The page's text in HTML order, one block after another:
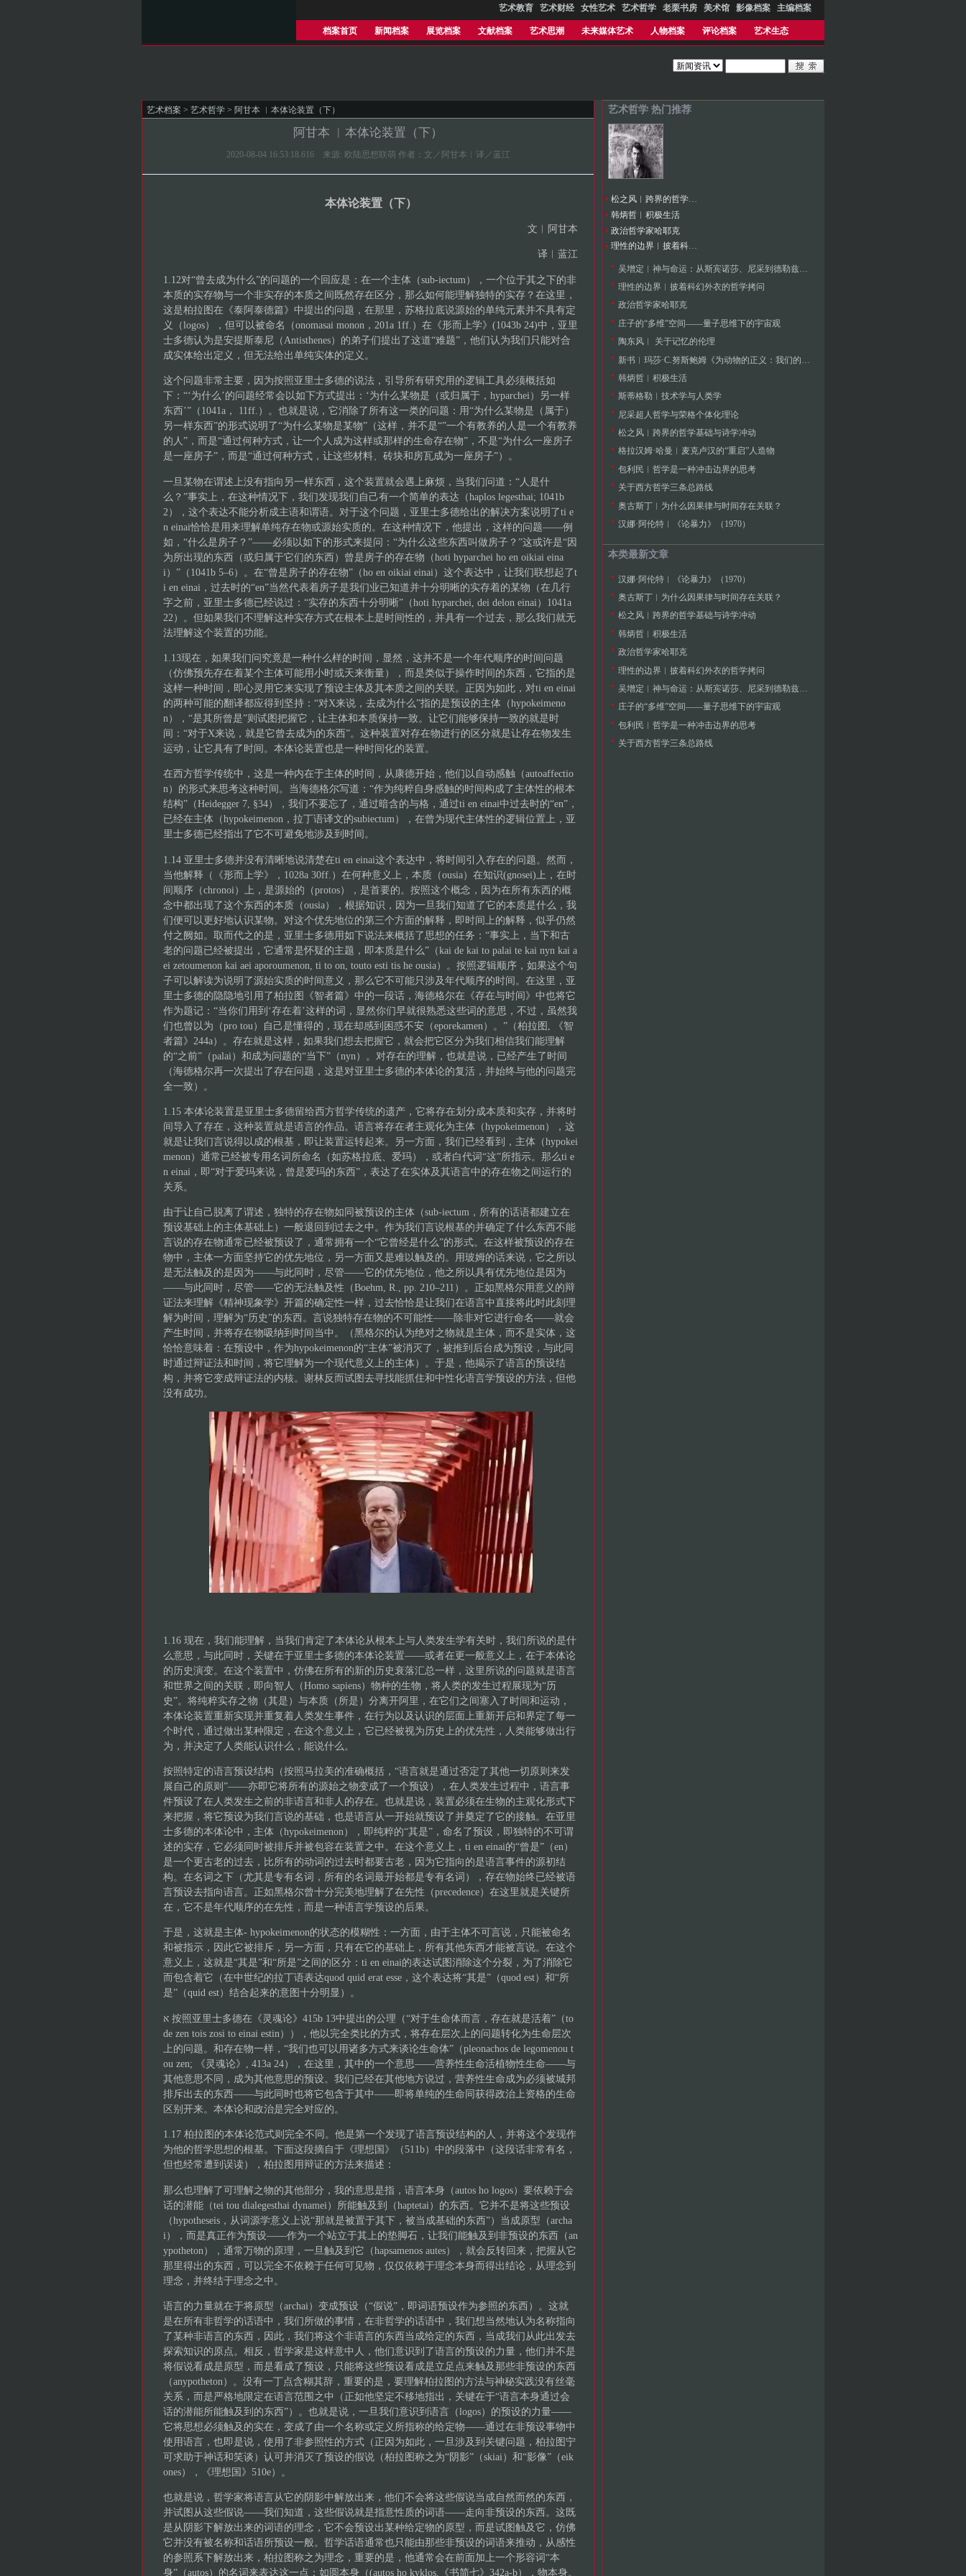
艺术教育 艺术财经 女性艺术 艺术哲学 老栗书房 美术馆 影像档案 主编档案
档案首页 新闻档案 展览档案 文献档案 艺术思潮 未来媒体艺术 人物档案 评论档案 艺术生态
艺术档案 > 艺术哲学 > 阿甘本 ︱本体论装置（下）
阿甘本 ︱本体论装置（下）
2020-08-04 16:53:18.616 来源: 欧陆思想联萌 作者：文／阿甘本︱译／蓝江
本体论装置（下）
文︱阿甘本
译︱蓝江
1.12对“曾去成为什么”的问题的一个回应是：在一个主体（sub-iectum），一个位于其之下的非
本质的实存物与一个非实存的本质之间既然存在区分，那么如何能理解独特的实存？在这里，
这是柏拉图在《泰阿泰德篇》中提出的问题，在那里，苏格拉底说源始的单纯元素并不具有定
义（logos），但可以被命名（onomasai monon，201a 1ff.）在《形而上学》(1043b 24)中，亚里
士多德认为是安提斯泰尼（Antisthenes）的弟子们提出了这道“难题”，他们认为我们只能对合
成实体给出定义，但无法给出单纯实体的定义。
这个问题非常主要，因为按照亚里士多德的说法，引导所有研究用的逻辑工具必须概括如
下：“‘为什么’的问题经常会以如下方式提出：‘为什么某物是（或归属于，hyparchei）另一样
东西’”（1041a， 11ff.）。也就是说，它消除了所有这一类的问题：用“为什么某物是（属于）
另一样东西”的形式说明了“为什么某物是某物”（这样，并不是“”一个有教养的人是一个有教养
的人”，而是“通过何种方式，让一个人成为这样或那样的生命存在物”，不是“为什么一座房子
是一座房子”，而是“通过何种方式，让这些材料、砖块和房瓦成为一座房子”）。
一旦某物在谓述上没有指向另一样东西，这个装置就会遇上麻烦，当我们问道：“人是什
么？”事实上，在这种情况下，我们发现我们自己有一个简单的表达（haplos legesthai; 1041b
2），这个表达不能分析成主语和谓语。对于这个问题，亚里士多德给出的解决方案说明了ti e
n einai恰恰是用来理解单纯存在物或源始实质的。在这种情况下，他提出，这样的问题——例
如，“什么是房子？”——必须以如下的形式来提问：“为什么这些东西叫做房子？”这或许是“因
为所出现的东西（或归属于它们的东西）曾是房子的存在物（hoti hyparchei ho en oikiai eina
i）”（1041b 5–6）。在“曾是房子的存在物”（ho en oikiai einai）这个表达中，让我们联想起了t
i en einai，过去时的“en”当然代表着房子是我们业已知道并十分明晰的实存着的某物（在几行
字之前，亚里士多德已经说过：“实存的东西十分明晰”（hoti hyparchei, dei delon einai）1041a
22）。但如果我们不理解这种实存方式在根本上是时间性的，并具有一个过去，那么我们就无
法理解这个装置的功能。
1.13现在，如果我们问究竟是一种什么样的时间，显然，这并不是一个年代顺序的时间问题
（仿佛预先存在着某个主体可能用小时或天来衡量），而是类似于操作时间的东西，它指的是
这样一种时间，即心灵用它来实现了预设主体及其本质之间的关联。正因为如此，对ti en einai
的两种可能的翻译都应得到坚持：“对X来说，去成为什么”指的是预设的主体（hypokeimeno
n），“是其所曾是”则试图把握它，让主体和本质保持一致。让它们能够保持一致的就是时
间：“对于X来说，就是它曾去成为的东西”。这种装置对存在物进行的区分就是让存在物发生
运动，让它具有了时间。本体论装置也是一种时间化的装置。
在西方哲学传统中，这是一种内在于主体的时间，从康德开始，他们以自动感触（autoaffectio
n）的形式来思考这种时间。当海德格尔写道：“作为纯粹自身感触的时间构成了主体性的根本
结构”（Heidegger 7, §34），我们不要忘了，通过暗含的与格，通过ti en einai中过去时的“en”，
已经在主体（hypokeimenon，拉丁语译文的subiectum），在曾为现代主体性的逻辑位置上，亚
里士多德已经指出了它不可避免地涉及到时间。
1.14 亚里士多德并没有清晰地说清楚在ti en einai这个表达中，将时间引入存在的问题。然而，
当他解释（《形而上学》，1028a 30ff.）在何种意义上，本质（ousia）在知识(gnosei)上，在时
间顺序（chronoi）上，是源始的（protos），是首要的。按照这个概念，因为在所有东西的概
念中都出现了这个东西的本质（ousia），根据知识，因为一旦我们知道了它的本质是什么，我
们便可以更好地认识某物。对这个优先地位的第三个方面的解释，即时间上的解释，似乎仍然
付之阙如。取而代之的是，亚里士多德用如下说法来概括了思想的任务：“事实上，当下和古
老的问题已经被提出，它通常是怀疑的主题，即本质是什么”（kai de kai to palai te kai nyn kai a
ei zetoumenon kai aei aporoumenon, ti to on, touto esti tis he ousia）。按照逻辑顺序，如果这个句
子可以解读为说明了源始实质的时间意义，那么它不可能只涉及年代顺序的时间。在这里，亚
里士多德的隐隐地引用了柏拉图《智者篇》中的一段话，海德格尔在《存在与时间》中也将它
作为题记：“当你们用到‘存在着’这样的词，显然你们早就很熟悉这些词的意思，不过，虽然我
们也曾以为（pro tou）自己是懂得的，现在却感到困惑不安（eporekamen）。”（柏拉图, 《智
者篇》244a）。存在就是这样，如果我们想去把握它，就会把它区分为我们相信我们能理解
的“之前”（palai）和成为问题的“当下”（nyn）。对存在的理解，也就是说，已经产生了时间
（海德格尔再一次提出了存在问题，这是对亚里士多德的本体论的复活，并始终与他的问题完
全一致）。
1.15 本体论装置是亚里士多德留给西方哲学传统的遗产，它将存在划分成本质和实存，并将时
间导入了存在，这种装置就是语言的作品。语言将存在者主观化为主体（hypokeimenon），这
就是让我们言说得以成的根基，即让装置运转起来。另一方面，我们已经看到，主体（hypokei
menon）通常已经被专用名词所命名（如苏格拉底、爱玛），或者白代词“这”所指示。那么ti e
n einai，即“对于爱玛来说，曾是爱玛的东西”，表达了在实体及其语言中的存在物之间运行的
关系。
由于让自己脱离了谓述，独特的存在物如同被预设的主体（sub-iectum，所有的话语都建立在
预设基础上的主体基础上）一般退回到过去之中。作为我们言说根基的并确定了什么东西不能
言说的存在物通常已经被预设了，通常拥有一个“它曾经是什么”的形式。在这样被预设的存在
物中，主体一方面坚持它的优先地位，另一方面又是难以触及的。用玻姆的话来说，它之所以
是无法触及的是因为——与此同时，尽管——它的优先地位，他之所以具有优先地位是因为
——与此同时，尽管——它的无法触及性（Boehm, R., pp. 210–211）。正如黑格尔用意义的辩
证法来理解《精神现象学》开篇的确定性一样，过去恰恰是让我们在语言中直接将此时此刻理
解为时间，理解为“历史”的东西。言说独特存在物的不可能性——除非对它进行命名——就会
产生时间，并将存在物吸纳到时间当中。（黑格尔的认为绝对之物就是主体，而不是实体，这
恰恰意味着：在预设中，作为hypokeimenon的“主体”被消灭了，被推到后台成为预设，与此同
时通过辩证法和时间，将它理解为一个现代意义上的主体）。于是，他揭示了语言的预设结
构，并将它变成辩证法的内核。谢林反而试图去寻找能抓住和中性化语言学预设的方法，但他
没有成功。
1.16 现在，我们能理解，当我们肯定了本体论从根本上与人类发生学有关时，我们所说的是什
么意思，与此同时，关键在于亚里士多德的本体论装置——或者在更一般意义上，在于本体论
的历史演变。在这个装置中，仿佛在所有的新的历史衰落汇总一样，这里所说的问题就是语言
和世界之间的关联，即向智人（Homo sapiens）物种的生物，将人类的发生过程展现为“历
史”。将纯粹实存之物（其是）与本质（所是）分离开阿里，在它们之间塞入了时间和运动，
本体论装置重新实现并重复着人类发生事件，在行为以及认识的层面上重新开启和界定了每一
个时代，通过做出某种限定，在这个意义上，它已经被视为历史上的优先性，人类能够做出行
为，并决定了人类能认识什么，能说什么。
按照特定的语言预设结构（按照马拉美的准确概括，“语言就是通过否定了其他一切原则来发
展自己的原则”——亦即它将所有的源始之物变成了一个预设），在人类发生过程中，语言事
件预设了在人类发生之前的非语言和非人的存在。也就是说，装置必须在生物的主观化形式下
来把握，将它预设为我们言说的基础，也是语言从一开始就预设了并奠定了它的接触。在亚里
士多德的本体论中，主体（hypokeimenon），即纯粹的“其是”，命名了预设，即独特的不可谓
述的实存，它必须同时被排斥并被包容在装置之中。在这个意义上，ti en einai的“曾是”（en）
是一个更古老的过去，比所有的动词的过去时都要古老，因为它指向的是语言事件的源初结
构。在名词之下（尤其是专有名词，所有的名词最开始都是专有名词），存在物始终已经被语
言预设去指向语言。正如黑格尔曾十分完美地理解了在先性（precedence）在这里就是关键所
在，它不是年代顺序的在先性，而是一种语言学预设的后果。
于是，这就是主体- hypokeimenon的状态的模糊性：一方面，由于主体不可言说，只能被命名
和被指示，因此它被排斥，另一方面，只有在它的基础上，所有其他东西才能被言说。在这个
意义上，这就是“其是”和“所是”之间的区分：ti en einai的表达试图消除这个分裂，为了消除它
而包含着它（在中世纪的拉丁语表达quod quid erat esse，这个表达将“其是”（quod est）和“所
是”（quid est）结合起来的意图十分明显）。
א 按照亚里士多德在《灵魂论》415b 13中提出的公理（“对于生命体而言，存在就是活着”（to
de zen tois zosi to einai estin）），他以完全类比的方式，将存在层次上的问题转化为生命层次
上的问题。和存在物一样，“我们也可以用诸多方式来谈论生命体”（pleonachos de legomenou t
ou zen; 《灵魂论》, 413a 24），在这里，其中的一个意思——营养性生命活植物性生命——与
其他意思不同，成为其他意思的预设。我们已经在其他地方说过，营养性生命成为必须被城邦
排斥出去的东西——与此同时也将它包含于其中——即将单纯的生命同获得政治上资格的生命
区别开来。本体论和政治是完全对应的。
1.17 柏拉图的本体论范式则完全不同。他是第一个发现了语言预设结构的人，并将这个发现作
为他的哲学思想的根基。下面这段摘自于《理想国》（511b）中的段落中（这段话非常有名，
但也经常遭到误读），柏拉图用辩证的方法来描述：
那么也理解了可理解之物的其他部分，我的意思是指，语言本身（autos ho logos）要依赖于会
话的潜能（tei tou dialegesthai dynamei）所能触及到（haptetai）的东西。它并不是将这些预设
（hypotheseis，从词源学意义上说“那就是被置于其下，被当成基础的东西”）当成原型（archa
i），而是真正作为预设——作为一个站立于其上的垫脚石，让我们能触及到非预设的东西（an
ypotheton），通常万物的原理，一旦触及到它（hapsamenos autes），就会反转回来，把握从它
那里得出的东西，可以完全不依赖于任何可见物，仅仅依赖于理念本身而得出结论，从理念到
理念，并终结于理念之中。
语言的力量就在于将原型（archai）变成预设（“假说”，即词语预设作为参照的东西）。这就
是在所有非哲学的话语中，我们所做的事情，在非哲学的话语中，我们想当然地认为名称指向
了某种非语言的东西，因此，我们将这个非语言的东西当成给定的东西，当成我们从此出发去
探索知识的原点。相反，哲学家是这样意中人，他们意识到了语言的预设的力量，他们并不是
将假说看成是原型，而是看成了预设，只能将这些预设看成是立足点来触及那些非预设的东西
（anypotheton）。没有一丁点含糊其辞，重要的是，要理解柏拉图的方法与神秘实践没有丝毫
关系，而是严格地限定在语言范围之中（正如他坚定不移地指出，关键在于“语言本身通过会
话的潜能所能触及到的东西”）。也就是说，一旦我们意识到语言（logos）的预设的力量——
它将思想必须触及的实在，变成了由一个名称或定义所指称的给定物——通过在非预设事物中
使用语言，也即是说，使用了非参照性的方式（正因为如此，一旦涉及到关键问题，柏拉图宁
可求助于神话和笑谈）认可并消灭了预设的假说（柏拉图称之为“阴影”（skiai）和“影像”（eik
ones），《理想国》510e）。
也就是说，哲学家将语言从它的阴影中解放出来，他们不会将这些假说当成自然而然的东西，
并试图从这些假说——我们知道，这些假说就是指意性质的词语——走向非预设的东西。这既
是从阴影下解放出来的词语的理念，它不会预设出某种给定物的原型，而是试图触及它，仿佛
它并没有被名称和话语所预设一般。哲学话语通常也只能由那些非预设的词语来推动，从感性
的参照系下解放出来，柏拉图称之为理念，重要的是，他通常会在前面加上一个形容词“本
身”（autos）的名词来表达这一点：如圆本身（(autos ho kyklos,《书简七》342a-b），物本身。
艺术哲学 热门推荐
松之风︱跨界的哲学基础与诗学冲动
韩炳哲︱积极生活
政治哲学家哈耶克
理性的边界︱披着科幻外衣的哲学拷问
吴增定︱神与命运：从斯宾诺莎、尼采到德勒兹的哲学轨迹
理性的边界︱披着科幻外衣的哲学拷问
政治哲学家哈耶克
庄子的“多维”空间——量子思维下的宇宙观
陶东风︱ 关于记忆的伦理
韩炳哲︱积极生活
斯蒂格勒︱技术学与人类学
尼采超人哲学与荣格个体化理论
松之风︱跨界的哲学基础与诗学冲动
格拉汉姆·哈曼︱麦克卢汉的“重启”人造物
包利民︱哲学是一种冲击边界的思考
关于西方哲学三条总路线
奥古斯丁︱为什么因果律与时间存在关联？
汉娜·阿伦特︱《论暴力》（1970）
本类最新文章
汉娜·阿伦特︱《论暴力》（1970）
奥古斯丁︱为什么因果律与时间存在关联？
松之风︱跨界的哲学基础与诗学冲动
韩炳哲︱积极生活
政治哲学家哈耶克
理性的边界︱披着科幻外衣的哲学拷问
吴增定︱神与命运：从斯宾诺莎、尼采到德勒兹的哲学轨迹
庄子的“多维”空间——量子思维下的宇宙观
包利民︱哲学是一种冲击边界的思考
关于西方哲学三条总路线